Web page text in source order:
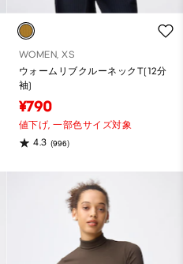
WOMEN, XS
ウォームリブクルーネックT(12分
袖)
¥790
値下げ,一部色サイズ対象
4.3 (996)